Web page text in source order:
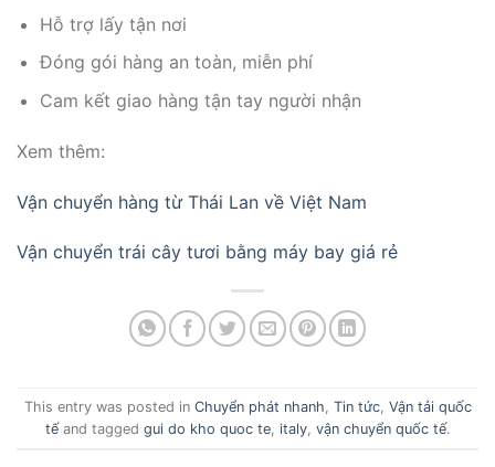
Hỗ trợ lấy tận nơi
Đóng gói hàng an toàn, miễn phí
Cam kết giao hàng tận tay người nhận
Xem thêm:
Vận chuyển hàng từ Thái Lan về Việt Nam
Vận chuyển trái cây tươi bằng máy bay giá rẻ
This entry was posted in Chuyển phát nhanh Tin tức, Vận tải quốc
tếand tagged gui do kho quoc te, italy, vận chuyển quốc tế.